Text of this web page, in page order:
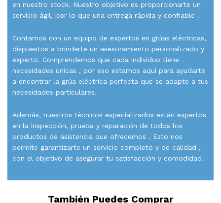
en nuestro stock. Nuestro objetivo es proporcionarte un
servicio ágil, por lo que una entrega rápida y confiable .
Contamos con un equipo de expertos en grúas eléctricas,
dispuestos a brindarte un asesoramiento personalizado y
experto. Comprendemos que cada individuo tiene
necesidades únicas , por eso estamos aquí para ayudarte
a encontrar la grúa eléctrica perfecta que se adapte a tus
necesidades particulares.
Además, nuestros técnicos especializados están expertos
en la inspección, prueba y reparación de todos los
productos de asistencia que ofrecemos . Esto nos
permite garantizarte un servicio completo y de calidad ,
con el objetivo de asegurar tu satisfacción y comodidad.
También Puedes Comprar